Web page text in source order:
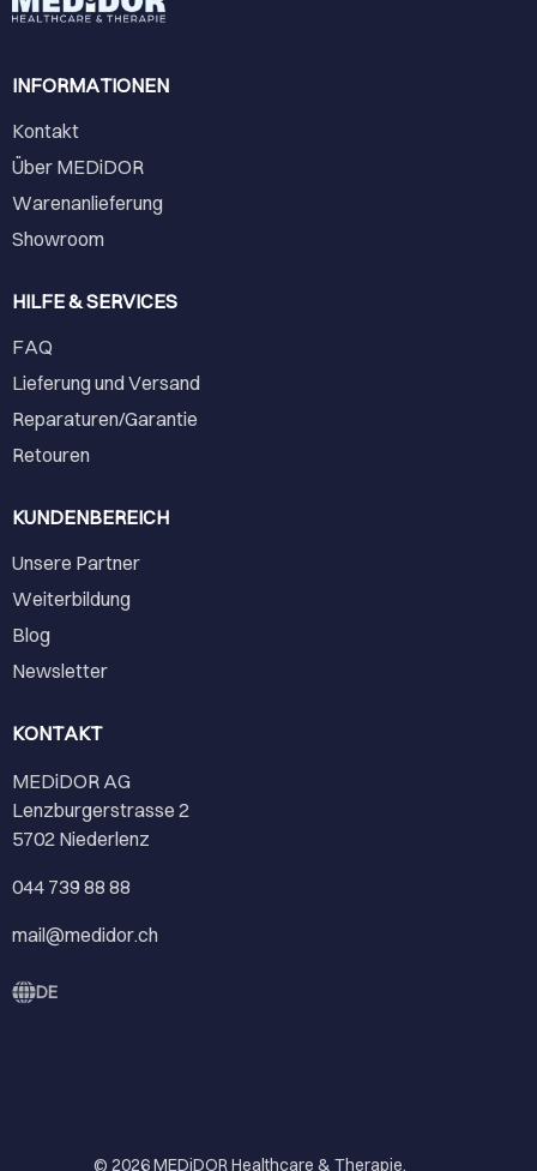
INFORMATIONEN
Kontakt
Über MEDiDOR
Warenanlieferung
Showroom
HILFE & SERVICES
FAQ
Lieferung und Versand
Reparaturen/Garantie
Retouren
KUNDENBEREICH
Unsere Partner
Weiterbildung
Blog
Newsletter
KONTAKT
MEDiDOR AG
Lenzburgerstrasse 2
5702 Niederlenz
044 739 88 88
mail@medidor.ch
DE
© 2026MEDiDOR Healthcare & Therapie.